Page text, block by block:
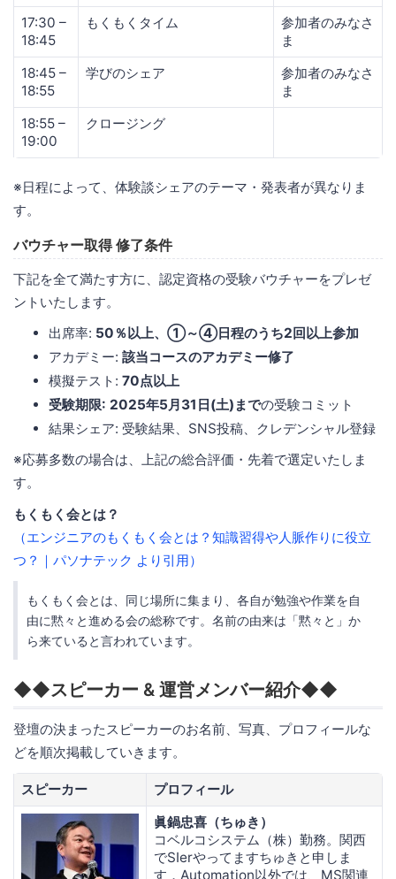
17:30 –
18:45
もくもくタイム
参加者のみなさ
ま
18:45 –
18:55
学びのシェア
参加者のみなさ
ま
18:55 –
19:00
クロージング
※日程によって、体験談シェアのテーマ・発表者が異なりま
す。
バウチャー取得​ 修了条件
下記を全て満たす方に、認定資格の受験バウチャーをプレゼ
ントいたします。
出席率: 50％以上​、①～④日程のうち2回以上参加
アカデミー: 該当コースのアカデミー修了​
模擬テスト: 70点以上​
受験期限: 2025年5月31日(土)までの受験コミット​
結果シェア: 受験結果、SNS投稿、クレデンシャル登録​
※応募多数の場合は、上記の総合評価・先着で選定いたしま
す。
もくもく会とは？
（エンジニアのもくもく会とは？知識習得や人脈作りに役立
つ？｜パソナテック より引用）
もくもく会とは、同じ場所に集まり、各自が勉強や作業を自
由に黙々と進める会の総称です。名前の由来は「黙々と」か
ら来ていると言われています。
◆◆スピーカー & 運営メンバー紹介◆◆
登壇の決まったスピーカーのお名前、写真、プロフィールな
どを順次掲載していきます。
スピーカー
プロフィール
眞鍋忠喜（ちゅき）
コベルコシステム（株）勤務。関西
でSIerやってますちゅきと申しま
す．Automation以外では、MS関連